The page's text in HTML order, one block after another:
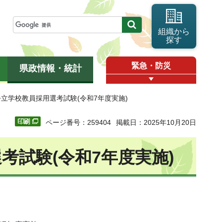
組織から
探す
県政情報・統計 緊急・防災
学校教員採用選考試験(令和7年度実施)
ページ番号：259404 掲載日：2025年10月20日
試験(令和7年度実施)